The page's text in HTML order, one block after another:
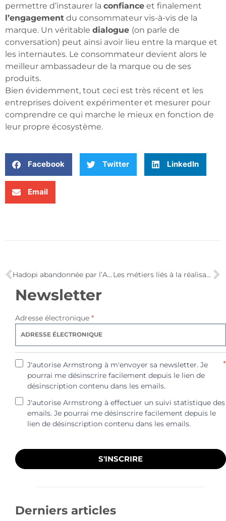
permettre d’instaurer la confiance et finalement
l’engagement du consommateur vis-à-vis de la
marque. Un véritable dialogue (on parle de
conversation) peut ainsi avoir lieu entre la marque et
les internautes. Le consommateur devient alors le
meilleur ambassadeur de la marque ou de ses
produits.
Bien évidemment, tout ceci est très récent et les
entreprises doivent expérimenter et mesurer pour
comprendre ce qui marche le mieux en fonction de
leur propre écosystème.
Facebook Twitter LinkedIn
Email
Hadopi abandonnée par l’Assemblée nationale Les métiers liés à la réalisation de sites Web
Newsletter
Adresse électronique *
J'autorise Armstrong à m'envoyer sa newsletter. Je
pourrai me désinscrire facilement depuis le lien de
désinscription contenu dans les emails.
*
J'autorise Armstrong à effectuer un suivi statistique des
emails. Je pourrai me désinscrire facilement depuis le
lien de désinscription contenu dans les emails.
S'INSCRIRE
Derniers articles